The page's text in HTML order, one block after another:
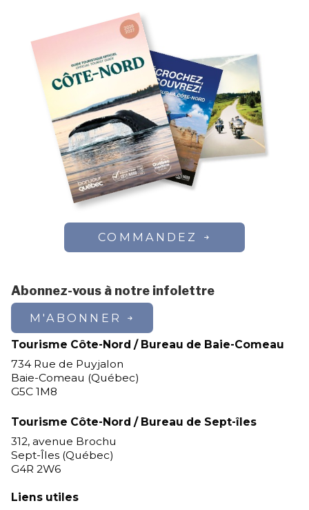
COMMANDEZ
Abonnez-vous à notre infolettre
M'ABONNER
Tourisme Côte-Nord / Bureau de Baie-Comeau
734 Rue de Puyjalon
Baie-Comeau (Québec)
G5C 1M8
Tourisme Côte-Nord / Bureau de Sept-îles
312, avenue Brochu
Sept-Îles (Québec)
G4R 2W6
Liens utiles